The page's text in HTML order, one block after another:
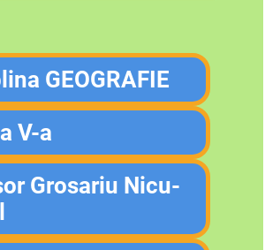
GEOGRAFIE
V-a
Grosariu Nicu-